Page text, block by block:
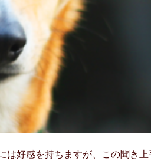
は好感を持ちますが、この聞き上